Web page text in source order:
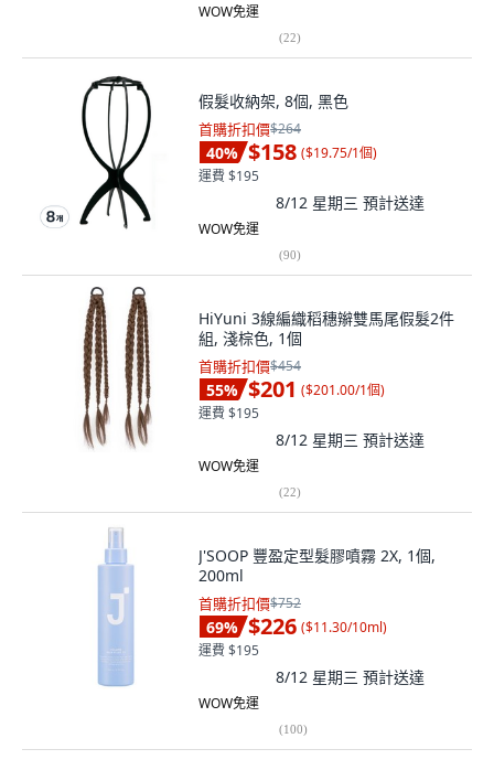
WOW免運
(22)
假髮收納架, 8個, 黑色
首購折扣價$264
40% $158 ($19.75/1個)
運費 $195
8/12 星期三 預計送達
WOW免運
(90)
HiYuni 3線編織稻穗辮雙馬尾假髮2件
組, 淺棕色, 1個
首購折扣價$454
55% $201 ($201.00/1個)
運費 $195
8/12 星期三 預計送達
WOW免運
(22)
J'SOOP 豐盈定型髮膠噴霧 2X, 1個,
200ml
首購折扣價$752
69% $226 ($11.30/10ml)
運費 $195
8/12 星期三 預計送達
WOW免運
(100)